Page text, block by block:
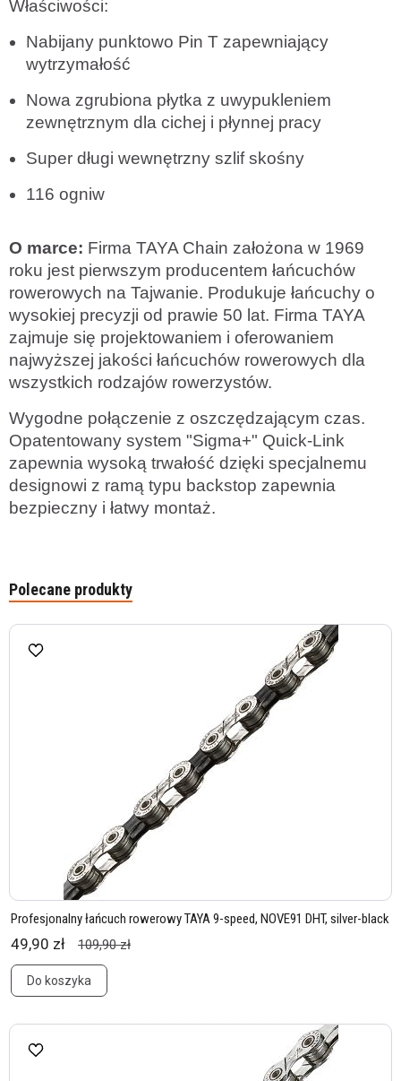
Właściwości:
Nabijany punktowo Pin T zapewniający
wytrzymałość
Nowa zgrubiona płytka z uwypukleniem
zewnętrznym dla cichej i płynnej pracy
Super długi wewnętrzny szlif skośny
116 ogniw
O marce: Firma TAYA Chain założona w 1969
roku jest pierwszym producentem łańcuchów
rowerowych na Tajwanie. Produkuje łańcuchy o
wysokiej precyzji od prawie 50 lat. Firma TAYA
zajmuje się projektowaniem i oferowaniem
najwyższej jakości łańcuchów rowerowych dla
wszystkich rodzajów rowerzystów.
Wygodne połączenie z oszczędzającym czas.
Opatentowany system "Sigma+" Quick-Link
zapewnia wysoką trwałość dzięki specjalnemu
designowi z ramą typu backstop zapewnia
bezpieczny i łatwy montaż.
Polecane produkty
Profesjonalny łańcuch rowerowy TAYA 9-speed, NOVE91 DHT, silver-black
49,90 zł 109,90 zł
Do koszyka